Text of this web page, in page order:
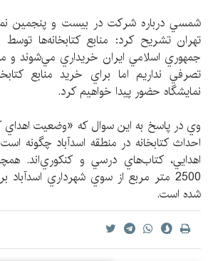
شمسي درباره شرکت در بيست و پنجمين
تهران تشريح کرد: منابع کتابخانه‌ها
جمهوري اسلامي ايران خريداري مي‌شوند و
تصرفي نداريم اما براي خريد منابع
نمايشگاه حضور پيدا خواهيم کرد.
وي در پاسخ به اين سوال که «وضعيت
احداث کتابخانه در منطقه اسدآباد ‌چگونه
اهدايي، کتاب‌هاي درسي و کنکوري‌اند.
2500 متر مربع از سوي شهرداري اسدآباد
شده است.